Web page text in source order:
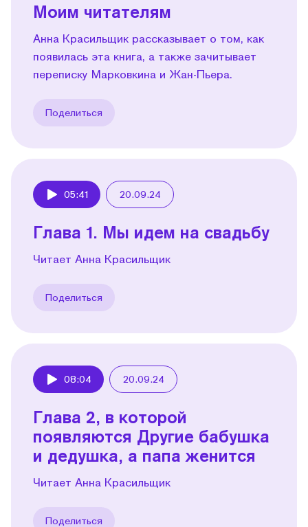
Моим читателям
Анна Красильщик рассказывает о том, как
появилась эта книга, а также зачитывает
переписку Марковкина и Жан-Пьера.
Поделиться
05:41 20.09.24
Глава 1. Мы идем на свадьбу
Читает Анна Красильщик
Поделиться
08:04 20.09.24
Глава 2, в которой
появляются Другие бабушка
и дедушка, а папа женится
Читает Анна Красильщик
Поделиться